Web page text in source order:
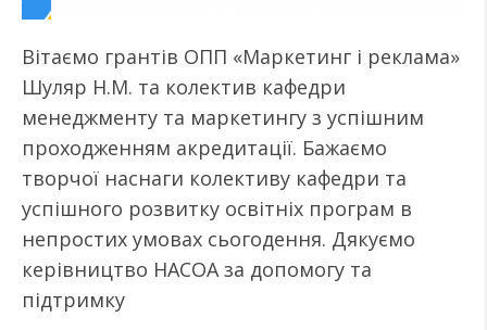
Вітаємо грантів ОПП «Маркетинг і реклама»
Шуляр Н.М. та колектив кафедри
менеджменту та маркетингу з успішним
проходженням акредитації. Бажаємо
творчої наснаги колективу кафедри та
успішного розвитку освітніх програм в
непростих умовах сьогодення. Дякуємо
керівництво НАСОА за допомогу та
підтримку